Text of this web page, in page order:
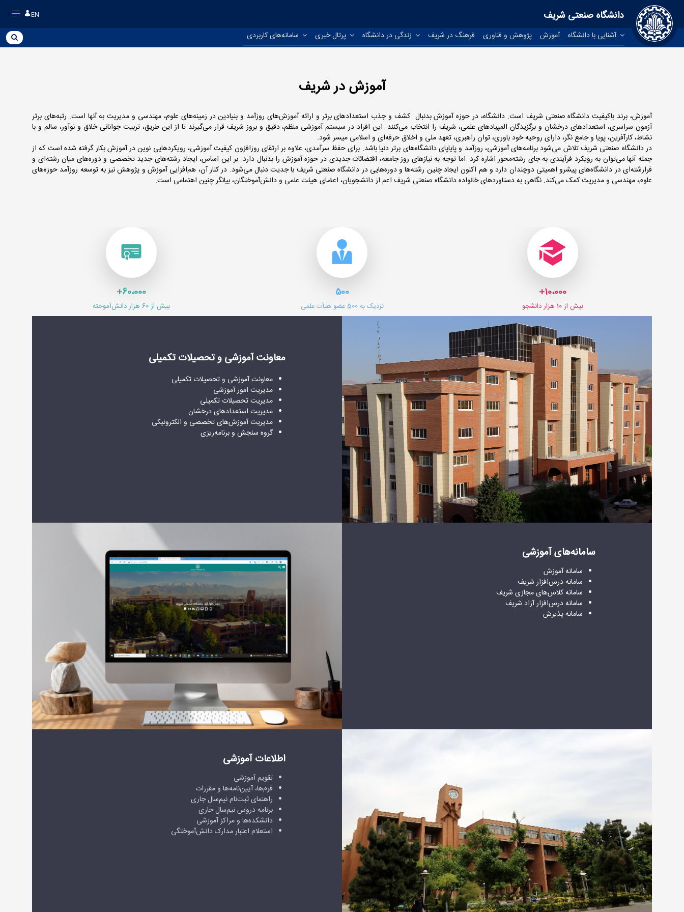
دانشگاه صنعتی شریف EN
آشنایی با دانشگاه آموزش پژوهش و فناوری فرهنگ در شریف زندگی در دانشگاه پرتال خبری سامانه‌های کاربردی
آموزش در شریف
آموزش، برند باکیفیت دانشگاه صنعتی شریف است. دانشگاه، در حوزه آموزش بدنبال کشف و جذب استعدادهای برتر و ارائه آموزش‌های روزآمد و بنیادین در زمینه‌های علوم، مهندسی و مدیریت به آنها است. رتبه‌های برتر
آزمون سراسری، استعدادهای درخشان و برگزیدگان المپیادهای علمی، شریف را انتخاب می‌کنند. این افراد در سیستم آموزشی منظم، دقیق و بروز شریف قرار می‌گیرند تا از این طریق، تربیت جوانانی خلاق و نوآور، سالم و با
نشاط، کارآفرین، پویا و جامع نگر، دارای روحیه خود باوری، توان راهبری، تعهد ملی و اخلاق حرفه‌ای و اسلامی میسر شود.
در دانشگاه صنعتی شریف تلاش می‌شود برنامه‌های آموزشی، روزآمد و پایاپای دانشگاه‌های برتر دنیا باشد. برای حفظ سرآمدی، علاوه بر ارتقای روزافزون کیفیت آموزشی، رویکردهایی نوین در آموزش بکار گرفته شده است که از
جمله آنها می‌توان به رویکرد فرآیندی به جای رشته‌محور اشاره کرد. اما توجه به نیازهای روز جامعه، اقتضائات جدیدی در حوزه آموزش را بدنبال دارد. بر این اساس، ایجاد رشته‌‌های جدید تخصصی و دوره‌‌های میان رشته‌ای و
فرارشته‌‌ای در دانشگاه‌های پیشرو اهمیتی دوچندان دارد و هم اکنون ایجاد چنین رشته‌ها و دوره‌هایی در دانشگاه صنعتی شریف با جدیت دنبال می‌شود. در کنار آن، هم‌افزایی آموزش و پژوهش نیز به توسعه روزآمد حوزه‌های
علوم، مهندسی و مدیریت کمک می‌کند. نگاهی به دستاوردهای خانواده دانشگاه صنعتی شریف اعم از دانشجویان، اعضای هیئت علمی و دانش‌آموختگان، بیانگر چنین اهتمامی است.
10،000+
بیش از 10 هزار دانشجو
500
نزدیک به 500 عضو هیأت علمی
60،000+
بیش از 60 هزار دانش‌آموخته
معاونت آموزشی و تحصیلات تکمیلی
معاونت آموزشی و تحصیلات تکمیلی
مدیریت امور آموزشی
مدیریت تحصیلات تکمیلی
مدیریت استعدادهای درخشان
مدیریت آموزش‌های تخصصی و الکترونیکی
گروه سنجش و برنامه‌ریزی
سامانه‌های آموزشی
سامانه آموزش
سامانه درس‌افزار شریف
سامانه کلاس‌های مجازی شریف
سامانه درس‌افزار آزاد شریف
سامانه پذیرش
اطلاعات آموزشی
تقویم آموزشی
فرم‌ها، آیین‌نامه‌‌ها و مقررات
راهنمای ثبت‌نام نیم‌سال جاری
برنامه دروس نیم‌سال جاری
دانشکده‌ها و مراکز آموزشی
استعلام اعتبار مدارک دانش‌آموختگی